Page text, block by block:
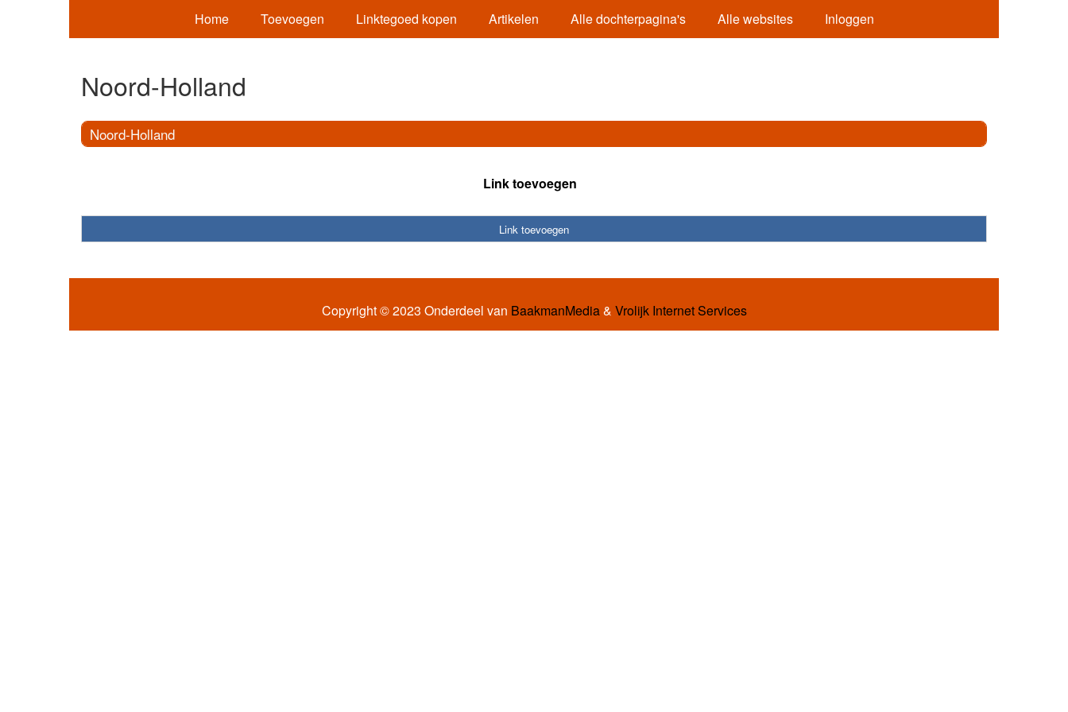
Home Toevoegen Linktegoed kopen Artikelen Alle dochterpagina's Alle websites Inloggen
Noord-Holland
Noord-Holland
Link toevoegen
Link toevoegen
Copyright © 2023 Onderdeel van BaakmanMedia& Vrolijk Internet Services